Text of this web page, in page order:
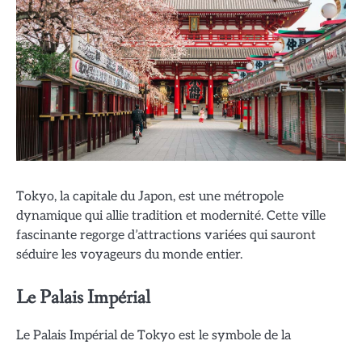
Tokyo, la capitale du Japon, est une métropole
dynamique qui allie tradition et modernité. Cette ville
fascinante regorge d’attractions variées qui sauront
séduire les voyageurs du monde entier.
Le Palais Impérial
Le Palais Impérial de Tokyo est le symbole de la